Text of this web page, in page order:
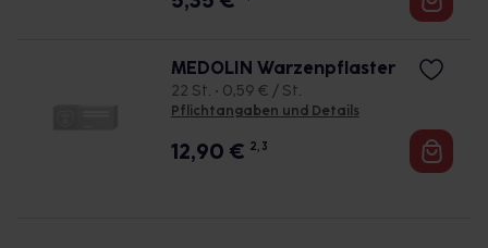
MEDOLIN Warzenpflaster
22 St. • 0,59 € / St.
Pflichtangaben und Details
12,90 € 2, 3